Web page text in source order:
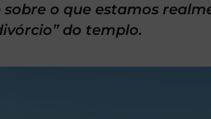
o que estamos
do templo.